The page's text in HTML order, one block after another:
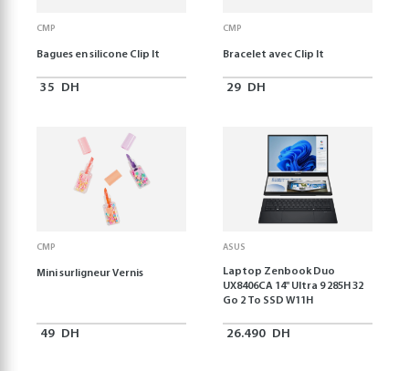
CMP
Bagues en silicone Clip It
35 DH
CMP
Bracelet avec Clip It
29 DH
CMP
Mini surligneur Vernis
49 DH
ASUS
Laptop Zenbook Duo
UX8406CA 14'' Ultra 9 285H 32
Go 2 To SSD W11H
26.490 DH